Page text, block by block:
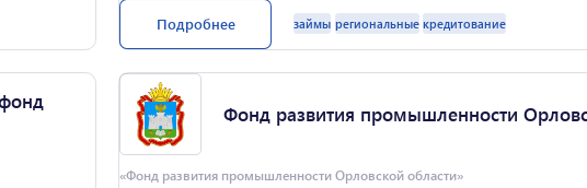
Сумма от 5-50 млн. руб. Срок до 5 лет Процент – 3%
в том числе ≥15% от суммы займа за счет собственных средств;
освобождение от уплаты основного долга Целевой объем продаж
Целевое назначение: — разработка нового продукта/ технологии
приобретение в собственность промышленного оборудования —
Подробнее займы региональные кредитование
Фонд развития промышленности
«Фонд развития промышленности Орловской области»